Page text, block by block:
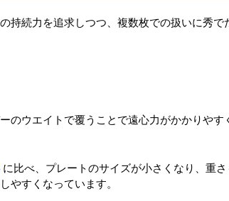
持続力を追求しつつ、複数枚での扱いに秀で
のウエイトで覆うことで遠心力がかかりやす
に比べ、プレートのサイズが小さくなり、重
やすくなっています。